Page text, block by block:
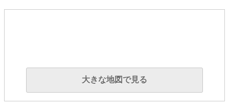
大きな地図で見る